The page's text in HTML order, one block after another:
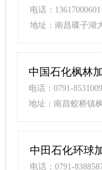
电话：13617000601
地址：南昌碟子湖
中国石化枫林
电话：0791-
地址：南昌蛟桥镇
中田石化环球
电话：0791-